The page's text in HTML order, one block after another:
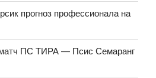
прогноз профессионала на
матч ПС ТИРА — Псис Семаранг